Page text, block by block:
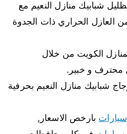
شبابيك منازل النعيم مع
العازل الحراري ذات الجدوة
الكويت من خلال
محترف و خبير.
شبابيك منازل النعيم بحرفية
بارخص الاسعار,